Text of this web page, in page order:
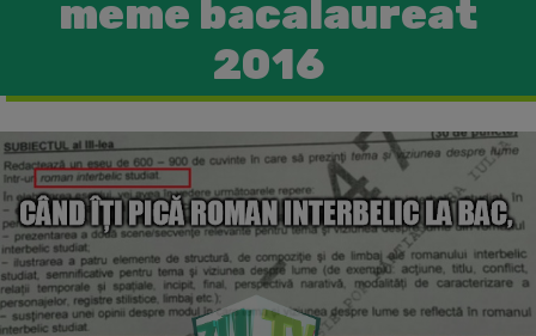
meme bacalaureat
2016